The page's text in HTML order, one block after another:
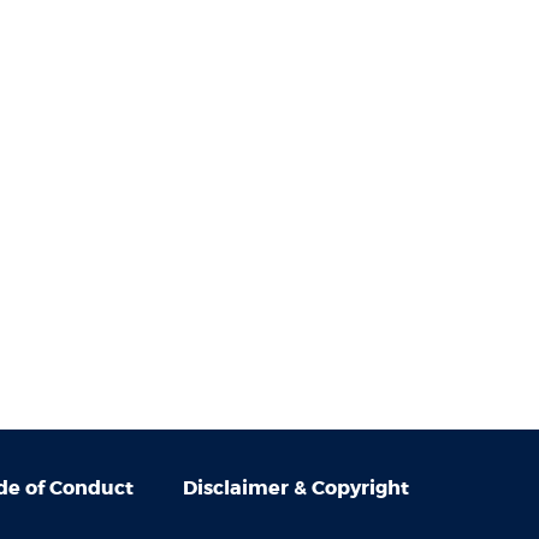
of Conduct Disclaimer & Copyright